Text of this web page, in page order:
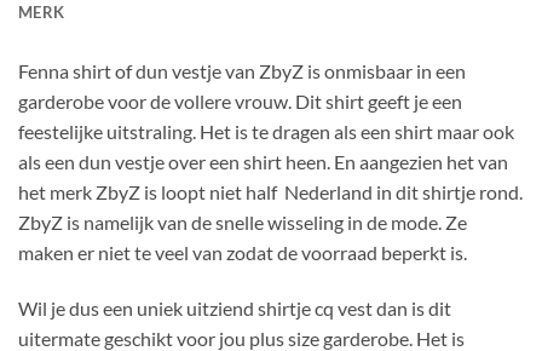
MERK
Fenna shirt of dun vestje van ZbyZ is onmisbaar in een
garderobe voor de vollere vrouw. Dit shirt geeft je een
feestelijke uitstraling. Het is te dragen als een shirt maar ook
als een dun vestje over een shirt heen. En aangezien het van
het merk ZbyZ is loopt niet half Nederland in dit shirtje rond.
ZbyZ is namelijk van de snelle wisseling in de mode. Ze
maken er niet te veel van zodat de voorraad beperkt is.
Wil je dus een uniek uitziend shirtje cq vest dan is dit
uitermate geschikt voor jou plus size garderobe. Het is